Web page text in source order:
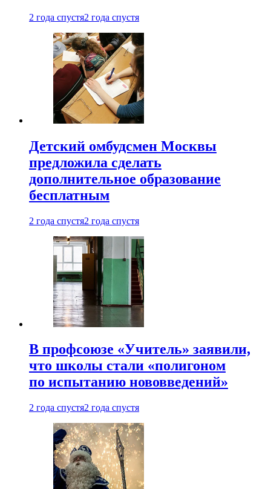
2 года спустя2 года спустя
Детский омбудсмен Москвы
предложила сделать
дополнительное образование
бесплатным
2 года спустя2 года спустя
В профсоюзе «Учитель» заявили,
что школы стали «полигоном
по испытанию нововведений»
2 года спустя2 года спустя